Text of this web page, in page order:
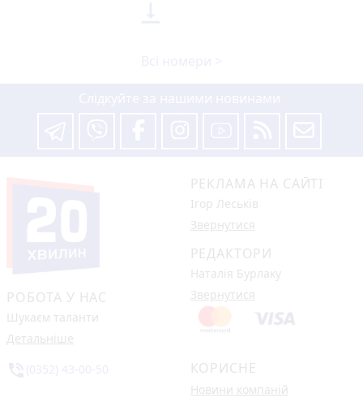
РОБОТА У НАС
Шукаєм таланти
Детальніше
РЕКЛАМА НА САЙТІ
Ігор Леськів
Звернутися
РЕДАКТОРИ
Наталія Бурлаку
Звернутися
КОРИСНЕ
Новини компаній